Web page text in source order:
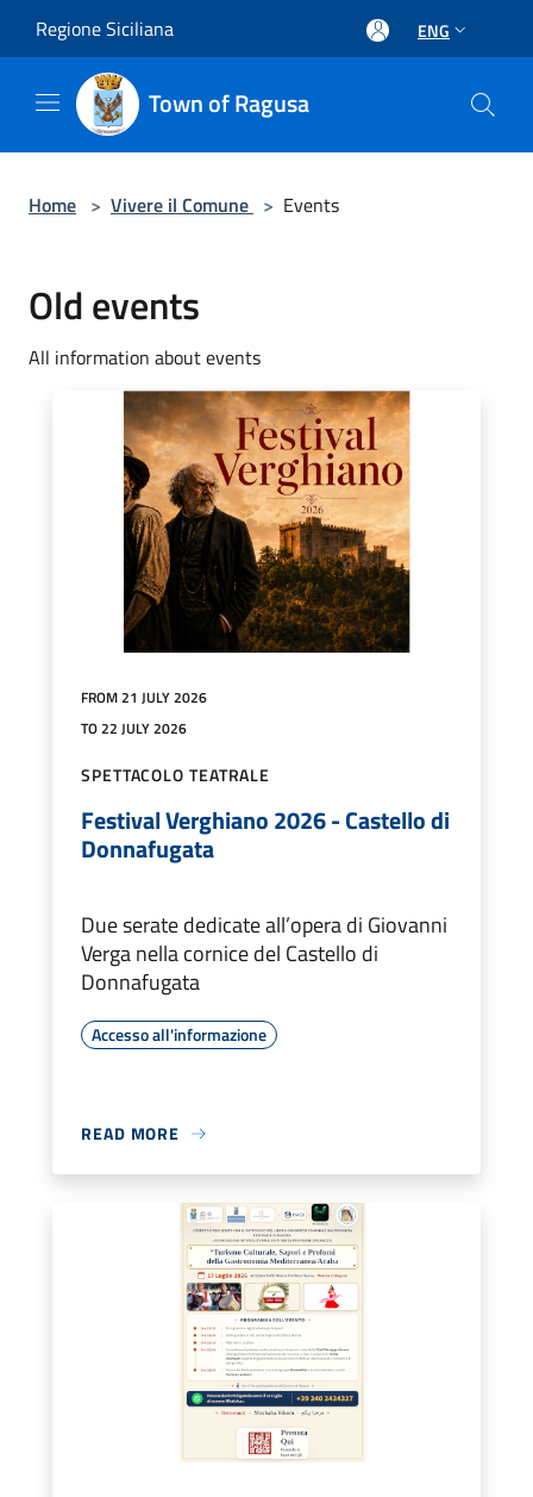
Regione Siciliana ENG
Town of Ragusa
Home > Vivere il Comune > Events
Old events
All information about events
FROM 21 JULY 2026
TO 22 JULY 2026
SPETTACOLO TEATRALE
Festival Verghiano 2026 - Castello di
Donnafugata
Due serate dedicate all’opera di Giovanni
Verga nella cornice del Castello di
Donnafugata
Accesso all'informazione
READ MORE